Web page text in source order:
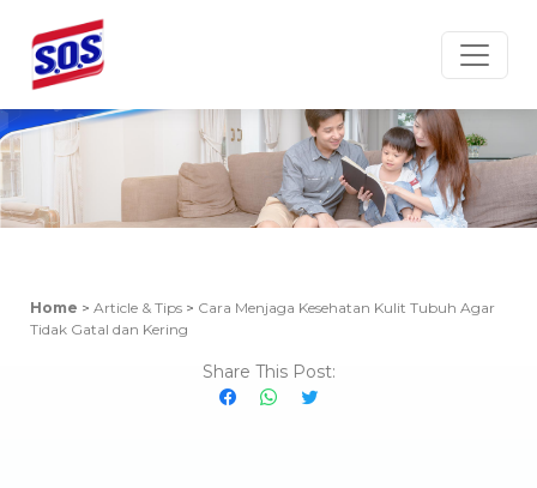
Home > Article & Tips > Cara Menjaga Kesehatan Kulit Tubuh Agar
Tidak Gatal dan Kering
Share This Post: